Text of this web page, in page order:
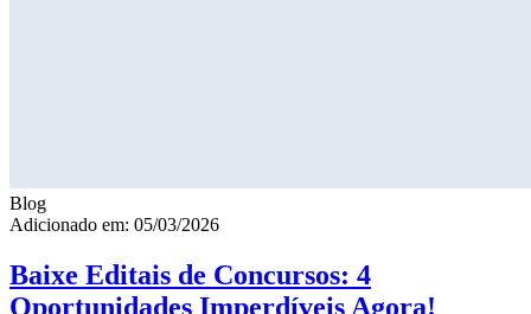
Blog
Adicionado em: 05/03/2026
Baixe Editais de Concursos: 4
Oportunidades Imperdíveis Agora!